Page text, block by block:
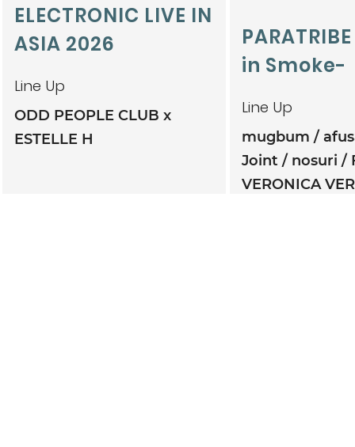
ELECTRONIC LIVE IN
ASIA 2026
Line Up
ODD PEOPLE CLUB x
ESTELLE H
in Smoke-
Line Up
mugbum
Joint
nosuri
VERONICA